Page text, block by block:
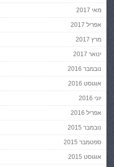
מאי 2017
אפריל 2017
מרץ 2017
ינואר 2017
נובמבר 2016
אוגוסט 2016
יוני 2016
אפריל 2016
נובמבר 2015
ספטמבר 2015
אוגוסט 2015